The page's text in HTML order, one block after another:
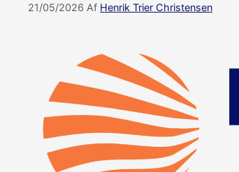
21/05/2026 Af Henrik Trier Christensen